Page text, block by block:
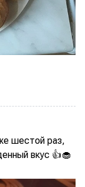
шестой раз,
вкус 👍🧁